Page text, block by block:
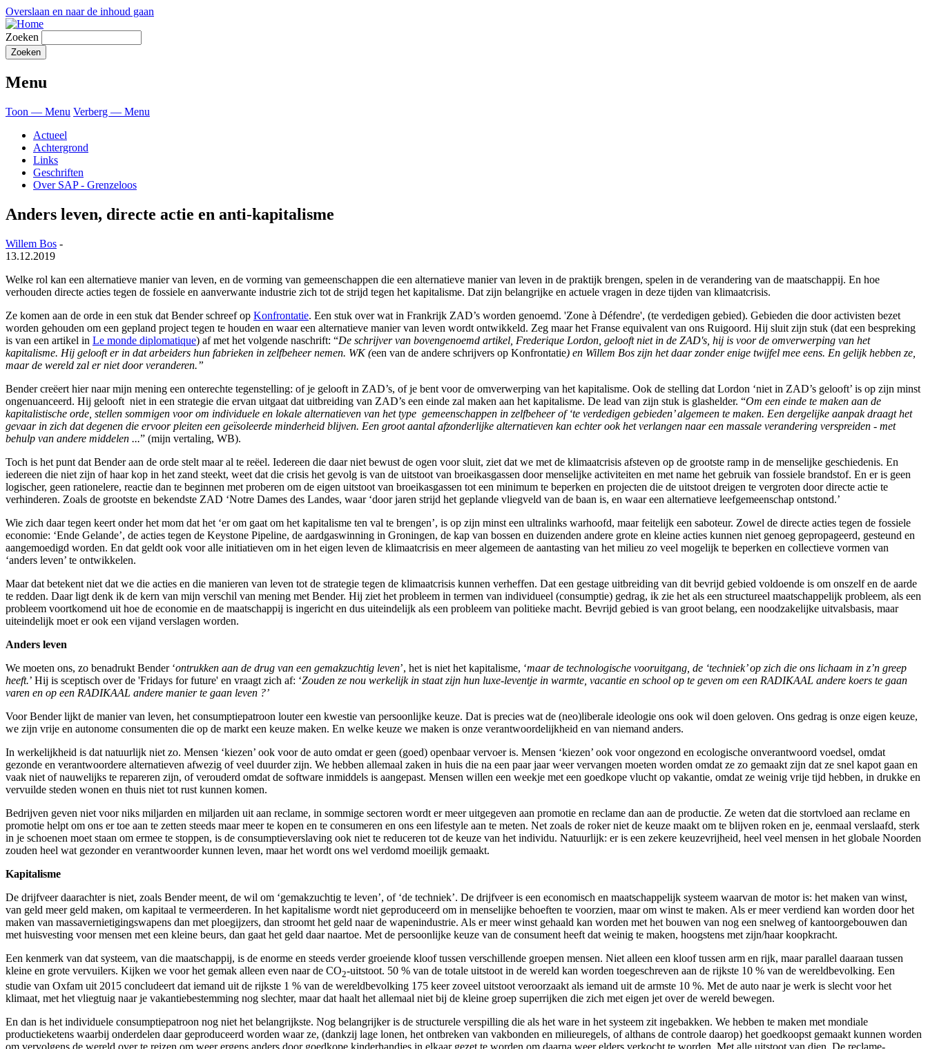
Overslaan en naar de inhoud gaan
Zoeken
Menu
Toon — Menu Verberg — Menu
Actueel
Achtergrond
Links
Geschriften
Over SAP - Grenzeloos
Anders leven, directe actie en anti-kapitalisme
Willem Bos -
13.12.2019
Welke rol kan een alternatieve manier van leven, en de vorming van gemeenschappen die een alternatieve manier van leven in de praktijk brengen, spelen in de verandering van de maatschappij. En hoe
verhouden directe acties tegen de fossiele en aanverwante industrie zich tot de strijd tegen het kapitalisme. Dat zijn belangrijke en actuele vragen in deze tijden van klimaatcrisis.
Ze komen aan de orde in een stuk dat Bender schreef op Konfrontatie. Een stuk over wat in Frankrijk ZAD’s worden genoemd. 'Zone à Défendre', (te verdedigen gebied). Gebieden die door activisten bezet
worden gehouden om een gepland project tegen te houden en waar een alternatieve manier van leven wordt ontwikkeld. Zeg maar het Franse equivalent van ons Ruigoord. Hij sluit zijn stuk (dat een bespreking
is van een artikel in Le monde diplomatique) af met het volgende naschrift: “De schrijver van bovengenoemd artikel, Frederique Lordon, gelooft niet in de ZAD's, hij is voor de omverwerping van het
kapitalisme. Hij gelooft er in dat arbeiders hun fabrieken in zelfbeheer nemen. WK (een van de andere schrijvers op Konfrontatie) en Willem Bos zijn het daar zonder enige twijfel mee eens. En gelijk hebben ze,
maar de wereld zal er niet door veranderen.”
Bender creëert hier naar mijn mening een onterechte tegenstelling: of je gelooft in ZAD’s, of je bent voor de omverwerping van het kapitalisme. Ook de stelling dat Lordon ‘niet in ZAD’s gelooft’ is op zijn minst
ongenuanceerd. Hij gelooft niet in een strategie die ervan uitgaat dat uitbreiding van ZAD’s een einde zal maken aan het kapitalisme. De lead van zijn stuk is glashelder. “Om een einde te maken aan de
kapitalistische orde, stellen sommigen voor om individuele en lokale alternatieven van het type gemeenschappen in zelfbeheer of ‘te verdedigen gebieden’ algemeen te maken. Een dergelijke aanpak draagt het
gevaar in zich dat degenen die ervoor pleiten een geïsoleerde minderheid blijven. Een groot aantal afzonderlijke alternatieven kan echter ook het verlangen naar een massale verandering verspreiden - met
behulp van andere middelen ...” (mijn vertaling, WB).
Toch is het punt dat Bender aan de orde stelt maar al te reëel. Iedereen die daar niet bewust de ogen voor sluit, ziet dat we met de klimaatcrisis afsteven op de grootste ramp in de menselijke geschiedenis. En
iedereen die niet zijn of haar kop in het zand steekt, weet dat die crisis het gevolg is van de uitstoot van broeikasgassen door menselijke activiteiten en met name het gebruik van fossiele brandstof. En er is geen
logischer, geen rationelere, reactie dan te beginnen met proberen om de eigen uitstoot van broeikasgassen tot een minimum te beperken en projecten die de uitstoot dreigen te vergroten door directe actie te
verhinderen. Zoals de grootste en bekendste ZAD ‘Notre Dames des Landes, waar ‘door jaren strijd het geplande vliegveld van de baan is, en waar een alternatieve leefgemeenschap ontstond.’
Wie zich daar tegen keert onder het mom dat het ‘er om gaat om het kapitalisme ten val te brengen’, is op zijn minst een ultralinks warhoofd, maar feitelijk een saboteur. Zowel de directe acties tegen de fossiele
economie: ‘Ende Gelande’, de acties tegen de Keystone Pipeline, de aardgaswinning in Groningen, de kap van bossen en duizenden andere grote en kleine acties kunnen niet genoeg gepropageerd, gesteund en
aangemoedigd worden. En dat geldt ook voor alle initiatieven om in het eigen leven de klimaatcrisis en meer algemeen de aantasting van het milieu zo veel mogelijk te beperken en collectieve vormen van
‘anders leven’ te ontwikkelen.
Maar dat betekent niet dat we die acties en die manieren van leven tot de strategie tegen de klimaatcrisis kunnen verheffen. Dat een gestage uitbreiding van dit bevrijd gebied voldoende is om onszelf en de aarde
te redden. Daar ligt denk ik de kern van mijn verschil van mening met Bender. Hij ziet het probleem in termen van individueel (consumptie) gedrag, ik zie het als een structureel maatschappelijk probleem, als een
probleem voortkomend uit hoe de economie en de maatschappij is ingericht en dus uiteindelijk als een probleem van politieke macht. Bevrijd gebied is van groot belang, een noodzakelijke uitvalsbasis, maar
uiteindelijk moet er ook een vijand verslagen worden.
Anders leven
We moeten ons, zo benadrukt Bender ‘ontrukken aan de drug van een gemakzuchtig leven’, het is niet het kapitalisme, ‘maar de technologische vooruitgang, de ‘techniek’ op zich die ons lichaam in z’n greep
heeft.’ Hij is sceptisch over de 'Fridays for future' en vraagt zich af: ‘Zouden ze nou werkelijk in staat zijn hun luxe-leventje in warmte, vacantie en school op te geven om een RADIKAAL andere koers te gaan
varen en op een RADIKAAL andere manier te gaan leven ?’
Voor Bender lijkt de manier van leven, het consumptiepatroon louter een kwestie van persoonlijke keuze. Dat is precies wat de (neo)liberale ideologie ons ook wil doen geloven. Ons gedrag is onze eigen keuze,
we zijn vrije en autonome consumenten die op de markt een keuze maken. En welke keuze we maken is onze verantwoordelijkheid en van niemand anders.
In werkelijkheid is dat natuurlijk niet zo. Mensen ‘kiezen’ ook voor de auto omdat er geen (goed) openbaar vervoer is. Mensen ‘kiezen’ ook voor ongezond en ecologische onverantwoord voedsel, omdat
gezonde en verantwoordere alternatieven afwezig of veel duurder zijn. We hebben allemaal zaken in huis die na een paar jaar weer vervangen moeten worden omdat ze zo gemaakt zijn dat ze snel kapot gaan en
vaak niet of nauwelijks te repareren zijn, of verouderd omdat de software inmiddels is aangepast. Mensen willen een weekje met een goedkope vlucht op vakantie, omdat ze weinig vrije tijd hebben, in drukke en
vervuilde steden wonen en thuis niet tot rust kunnen komen.
Bedrijven geven niet voor niks miljarden en miljarden uit aan reclame, in sommige sectoren wordt er meer uitgegeven aan promotie en reclame dan aan de productie. Ze weten dat die stortvloed aan reclame en
promotie helpt om ons er toe aan te zetten steeds maar meer te kopen en te consumeren en ons een lifestyle aan te meten. Net zoals de roker niet de keuze maakt om te blijven roken en je, eenmaal verslaafd, sterk
in je schoenen moet staan om ermee te stoppen, is de consumptieverslaving ook niet te reduceren tot de keuze van het individu. Natuurlijk: er is een zekere keuzevrijheid, heel veel mensen in het globale Noorden
zouden heel wat gezonder en verantwoorder kunnen leven, maar het wordt ons wel verdomd moeilijk gemaakt.
Kapitalisme
De drijfveer daarachter is niet, zoals Bender meent, de wil om ‘gemakzuchtig te leven’, of ‘de techniek’. De drijfveer is een economisch en maatschappelijk systeem waarvan de motor is: het maken van winst,
van geld meer geld maken, om kapitaal te vermeerderen. In het kapitalisme wordt niet geproduceerd om in menselijke behoeften te voorzien, maar om winst te maken. Als er meer verdiend kan worden door het
maken van massavernietigingswapens dan met ploegijzers, dan stroomt het geld naar de wapenindustrie. Als er meer winst gehaald kan worden met het bouwen van nog een snelweg of kantoorgebouwen dan
met huisvesting voor mensen met een kleine beurs, dan gaat het geld daar naartoe. Met de persoonlijke keuze van de consument heeft dat weinig te maken, hoogstens met zijn/haar koopkracht.
Een kenmerk van dat systeem, van die maatschappij, is de enorme en steeds verder groeiende kloof tussen verschillende groepen mensen. Niet alleen een kloof tussen arm en rijk, maar parallel daaraan tussen
kleine en grote vervuilers. Kijken we voor het gemak alleen even naar de CO2-uitstoot. 50 % van de totale uitstoot in de wereld kan worden toegeschreven aan de rijkste 10 % van de wereldbevolking. Een
studie van Oxfam uit 2015 concludeert dat iemand uit de rijkste 1 % van de wereldbevolking 175 keer zoveel uitstoot veroorzaakt als iemand uit de armste 10 %. Met de auto naar je werk is slecht voor het
klimaat, met het vliegtuig naar je vakantiebestemming nog slechter, maar dat haalt het allemaal niet bij de kleine groep superrijken die zich met eigen jet over de wereld bewegen.
En dan is het individuele consumptiepatroon nog niet het belangrijkste. Nog belangrijker is de structurele verspilling die als het ware in het systeem zit ingebakken. We hebben te maken met mondiale
productieketens waarbij onderdelen daar geproduceerd worden waar ze, (dankzij lage lonen, het ontbreken van vakbonden en milieuregels, of althans de controle daarop) het goedkoopst gemaakt kunnen worden
om vervolgens de wereld over te reizen om weer ergens anders door goedkope kinderhandjes in elkaar gezet te worden om daarna weer elders verkocht te worden. Met alle uitstoot van dien. De reclame-